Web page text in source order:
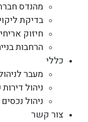
מהנדס
בדיקת
חיזוק
הרחבות
כללי
מעבר
ניהול
ניהול
צור קשר